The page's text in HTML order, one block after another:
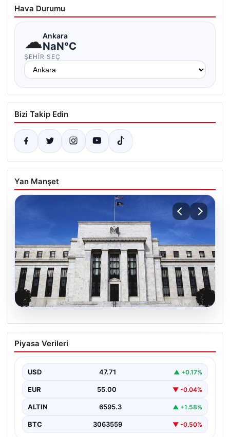
Hava Durumu
☁Ankara
NaN°C
ŞEHIR SEÇ
Bizi Takip Edin
Yan Manşet
06.08.2026
Fed faizi sabit tuttu
Piyasa Verileri
USD 47.71 ▲ +0.17%
EUR 55.00 ▼ -0.04%
ALTIN 6595.3 ▲ +1.58%
BTC 3063559 ▼ -0.50%